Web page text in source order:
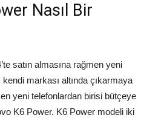
Nasıl Bir
satın almasına rağmen yeni
kendi markası altında çıkarmaya
yeni telefonlardan birisi bütçeye
K6 Power. K6 Power modeli iki